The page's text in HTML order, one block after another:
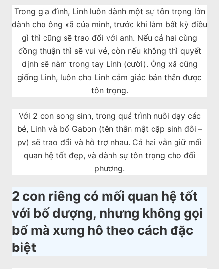
Trong gia đình, Linh luôn dành một sự tôn trọng lớn
dành cho ông xã của mình, trước khi làm bất kỳ điều
gì thì cũng sẽ trao đổi với anh. Nếu cả hai cùng
đồng thuận thì sẽ vui vẻ, còn nếu không thì quyết
định sẽ nằm trong tay Linh (cười). Ông xã cũng
giống Linh, luôn cho Linh cảm giác bản thân được
tôn trọng.
Với 2 con song sinh, trong quá trình nuôi dạy các
bé, Linh và bố Gabon (tên thân mật cặp sinh đôi –
pv) sẽ trao đổi và hỗ trợ nhau. Cả hai vẫn giữ mối
quan hệ tốt đẹp, và dành sự tôn trọng cho đối
phương.
2 con riêng có mối quan hệ tốt
với bố dượng, nhưng không gọi
bố mà xưng hô theo cách đặc
biệt